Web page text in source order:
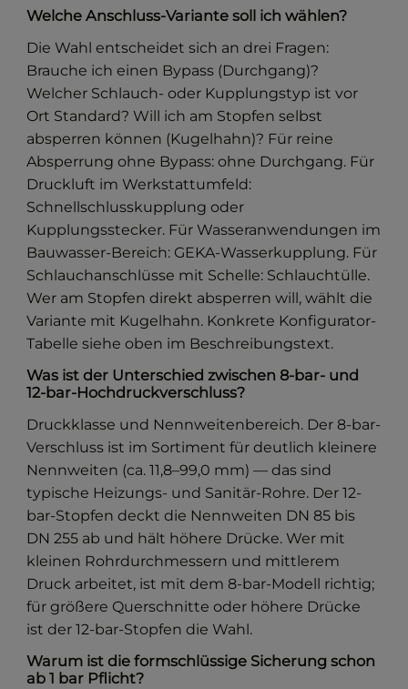
Welche Anschluss-Variante soll ich wählen?
Die Wahl entscheidet sich an drei Fragen:
Brauche ich einen Bypass (Durchgang)?
Welcher Schlauch- oder Kupplungstyp ist vor
Ort Standard? Will ich am Stopfen selbst
absperren können (Kugelhahn)? Für reine
Absperrung ohne Bypass: ohne Durchgang. Für
Druckluft im Werkstattumfeld:
Schnellschlusskupplung oder
Kupplungsstecker. Für Wasseranwendungen im
Bauwasser-Bereich: GEKA-Wasserkupplung. Für
Schlauchanschlüsse mit Schelle: Schlauchtülle.
Wer am Stopfen direkt absperren will, wählt die
Variante mit Kugelhahn. Konkrete Konfigurator-
Tabelle siehe oben im Beschreibungstext.
Was ist der Unterschied zwischen 8-bar- und
12-bar-Hochdruckverschluss?
Druckklasse und Nennweitenbereich. Der 8-bar-
Verschluss ist im Sortiment für deutlich kleinere
Nennweiten (ca. 11,8–99,0 mm) — das sind
typische Heizungs- und Sanitär-Rohre. Der 12-
bar-Stopfen deckt die Nennweiten DN 85 bis
DN 255 ab und hält höhere Drücke. Wer mit
kleinen Rohrdurchmessern und mittlerem
Druck arbeitet, ist mit dem 8-bar-Modell richtig;
für größere Querschnitte oder höhere Drücke
ist der 12-bar-Stopfen die Wahl.
Warum ist die formschlüssige Sicherung schon
ab 1 bar Pflicht?